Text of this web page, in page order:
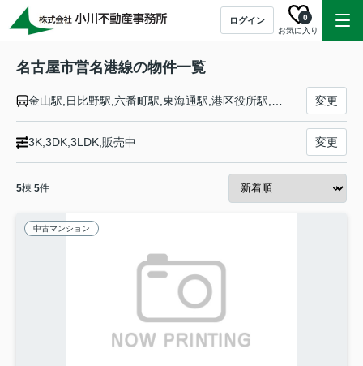
ログイン
お気に入り
0
名古屋市営名港線の物件一覧
変更
3K,3DK,3LDK,販売中 変更
5棟 5件
中古マンション